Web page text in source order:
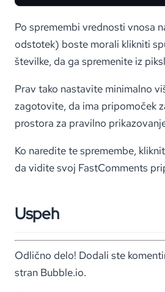
Po spremembi vrednosti vnosa
odstotek) boste morali klikniti
številke, da ga spremenite iz
Prav tako nastavite minimalno
zagotovite, da ima pripomoček
prostora za pravilno
Ko naredite te spremembe,
da vidite svoj FastComments
Uspeh
Odlično delo! Dodali ste
stran Bubble.io.